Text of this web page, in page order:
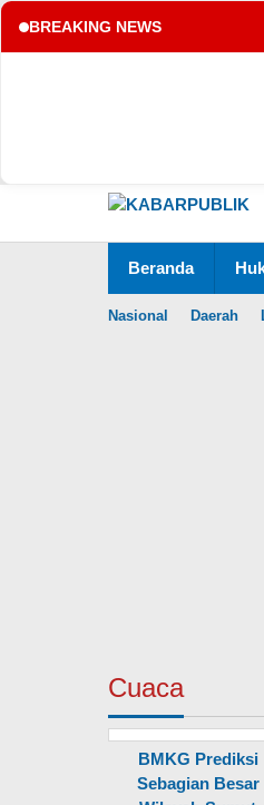
BREAKING NEWS
konten
Beranda
Nasional Daerah
Cuaca
BMKG Prediksi
Sebagian Besar